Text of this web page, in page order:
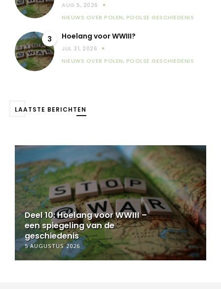
AUG 5, 2026
NIEUWS OVER POLEN, POOLSE GESCHIEDENIS
3 Hoelang voor WWIII?
JUL 31, 2026
NIEUWS OVER POLEN, POOLSE GESCHIEDENIS
LAATSTE BERICHTEN
Deel 10: Hoelang voor WWIII –
een spiegeling van de
geschiedenis
5 AUGUSTUS 2026